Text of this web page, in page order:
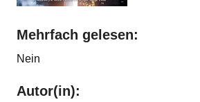
Mehrfach gelesen:
Nein
Autor(in):